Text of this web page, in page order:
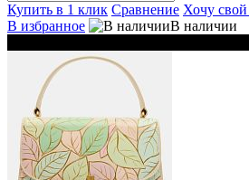
Купить в 1 клик Сравнение Хочу
В избранное
В наличии